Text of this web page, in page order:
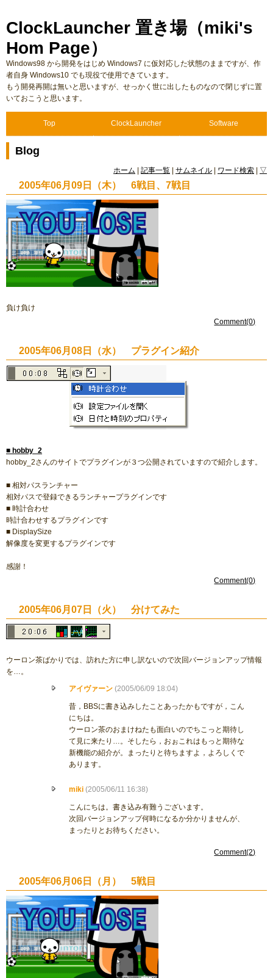
ClockLauncher 置き場（miki's
Hom Page）
Windows98 から開発をはじめ Windows7 に仮対応した状態のままですが、作
者自身 Windows10 でも現役で使用できています。
もう開発再開は無いと思いますが、せっかく世に出したものなので閉じずに置
いておこうと思います。
Top ClockLauncher Software
Blog
ホーム 記事一覧 サムネイル ワード検索 ▽
2005年06月09日（木） 6戦目、7戦目
負け負け
Comment(0)
2005年06月08日（水） プラグイン紹介
■ hobby_2
hobby_2さんのサイトでプラグインが３つ公開されていますので紹介します。
■ 相対パスランチャー
相対パスで登録できるランチャープラグインです
■ 時計合わせ
時計合わせするプラグインです
■ DisplaySize
解像度を変更するプラグインです
感謝！
Comment(0)
2005年06月07日（火） 分けてみた
ウーロン茶ばかりでは、訪れた方に申し訳ないので次回バージョンアップ情報
を…。
アイヴァーン (2005/06/09 18:04)
昔，BBSに書き込みしたことあったかもですが，こん
にちは。
ウーロン茶のおまけねたも面白いのでちこっと期待し
て見に来たり…。そしたら，おぉこれはもっと期待な
新機能の紹介が。まったりと待ちますよ，よろしくで
あります。
miki (2005/06/11 16:38)
こんにちは。書き込み有難うございます。
次回バージョンアップ何時になるか分かりませんが、
まったりとお待ちください。
Comment(2)
2005年06月06日（月） 5戦目